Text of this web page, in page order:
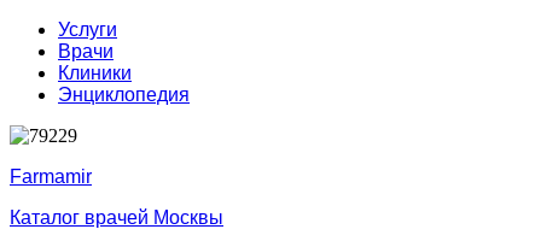
Услуги
Врачи
Клиники
Энциклопедия
Farmamir
Каталог врачей Москвы